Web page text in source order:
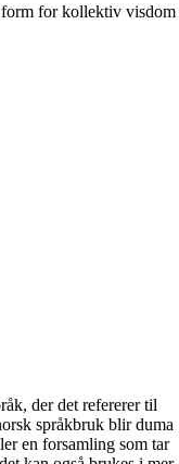
form for kollektiv visdom
der det refererer til
språkbruk blir duma
en forsamling som tar